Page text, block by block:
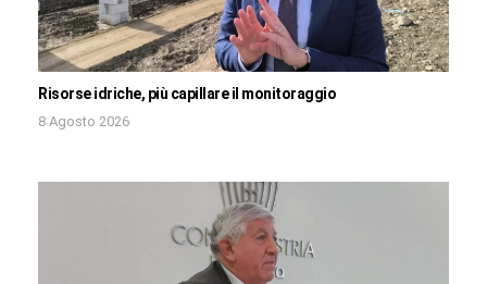
Risorse idriche, più capillare il monitoraggio
8 Agosto 2026